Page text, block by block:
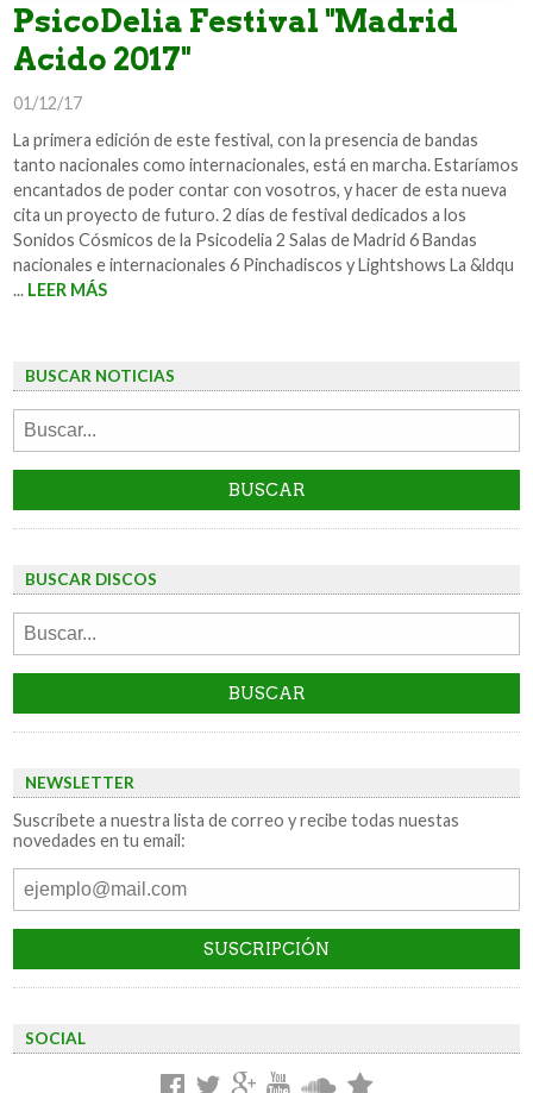
PsicoDelia Festival "Madrid
Acido 2017"
01/12/17
La primera edición de este festival, con la presencia de bandas
tanto nacionales como internacionales, está en marcha. Estaríamos
encantados de poder contar con vosotros, y hacer de esta nueva
cita un proyecto de futuro. 2 días de festival dedicados a los
Sonidos Cósmicos de la Psicodelia 2 Salas de Madrid 6 Bandas
nacionales e internacionales 6 Pinchadiscos y Lightshows La &ldqu
... LEER MÁS
BUSCAR NOTICIAS
BUSCAR DISCOS
NEWSLETTER
Suscríbete a nuestra lista de correo y recibe todas nuestas
novedades en tu email:
SOCIAL